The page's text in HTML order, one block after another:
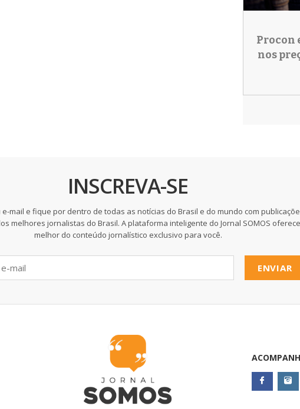
Procon
nos
INSCREVA-SE
e-mail e fique por dentro de todas as notícias do Brasil e do mundo com
melhores jornalistas do Brasil. A plataforma inteligente do Jornal SOMOS
melhor do conteúdo jornalístico exclusivo para você.
ENVIAR